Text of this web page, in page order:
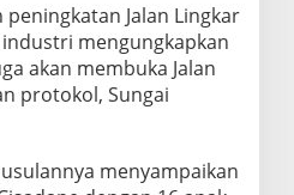
Jalan Lingkar
mengungkapkan
akan membuka Jalan
protokol, Sungai
menyampaikan